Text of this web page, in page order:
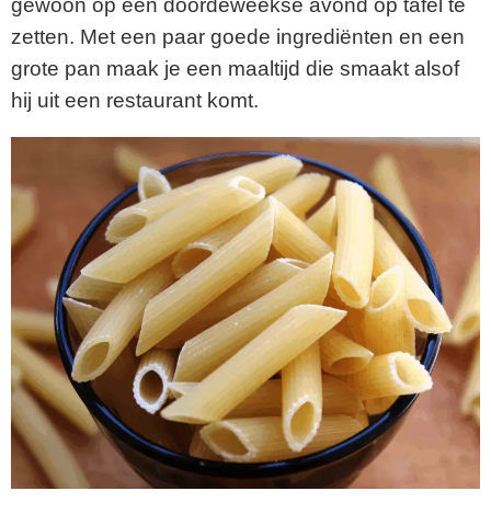
gewoon op een doordeweekse avond op tafel te
zetten. Met een paar goede ingrediënten en een
grote pan maak je een maaltijd die smaakt alsof
hij uit een restaurant komt.